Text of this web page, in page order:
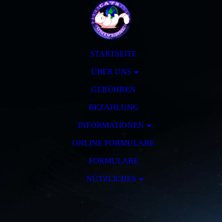
STARTSEITE
ÜBER UNS
GEBÜHREN
BEZAHLUNG
INFORMATIONEN
ONLINE FORMULARE
FORMULARE
NÜTZLICHES